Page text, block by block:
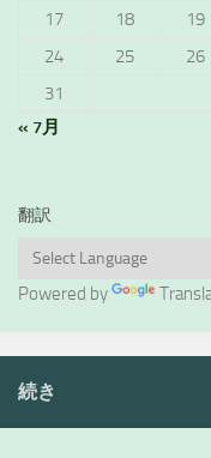
17
18 19
24
25 26
31
« 7月
翻訳
Powered by
続き